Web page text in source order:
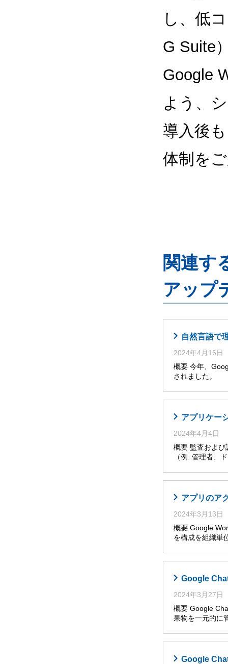
し、低
G Suite
Google
よう、
導入後
体制を
関連す
アップ
自然言語で
2024年4月16日
概要 今年、
されました。
アプリケー
2024年4月4日
概要 監査および
（例: 管理者、
アプリのア
2024年3月13日
概要 Google
を構成を組織単
Google
2024年3月27日
概要 Google
果物を一元的に
Google